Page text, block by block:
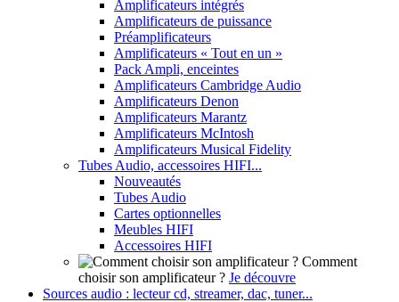
Amplificateurs intégrés
Amplificateurs de puissance
Préamplificateurs
Amplificateurs « Tout en un »
Pack Ampli, enceintes
Amplificateurs Cambridge Audio
Amplificateurs Denon
Amplificateurs Marantz
Amplificateurs McIntosh
Amplificateurs Musical Fidelity
Tubes Audio, accessoires HIFI...
Nouveautés
Tubes Audio
Cartes optionnelles
Meubles HIFI
Accessoires HIFI
Comment
choisir son amplificateur ? Je découvre
Sources audio : lecteur cd, streamer, dac, tuner...